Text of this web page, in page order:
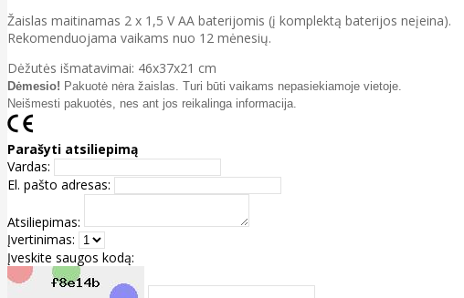
Žaislas maitinamas 2 x 1,5 V AA baterijomis (į komplektą baterijos neįeina).
Rekomenduojama vaikams nuo 12 mėnesių.
Dėžutės išmatavimai: 46x37x21 cm
Dėmesio! Pakuotė nėra žaislas. Turi būti vaikams nepasiekiamoje vietoje.
Neišmesti pakuotės, nes ant jos reikalinga informacija.
Parašyti atsiliepimą
Vardas:
El. pašto adresas:
Atsiliepimas:
Įvertinimas:
Įveskite saugos kodą: